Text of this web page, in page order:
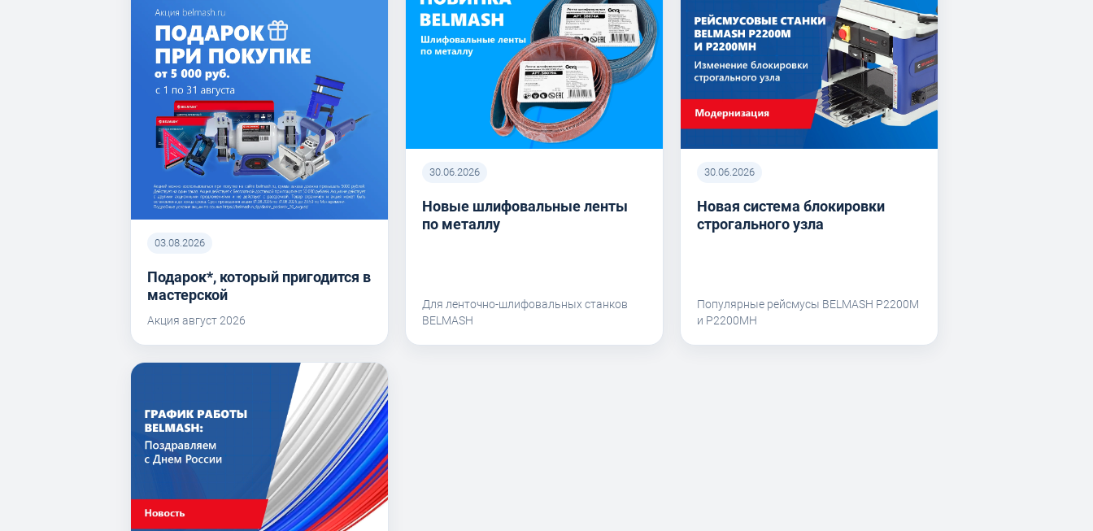
03.08.2026
Подарок*, который пригодится в
мастерской
Акция август 2026
30.06.2026
Новые шлифовальные ленты
по металлу
Для ленточно-шлифовальных станков
BELMASH
30.06.2026
Новая система блокировки
строгального узла
Популярные рейсмусы BELMASH P2200M
и P2200MH